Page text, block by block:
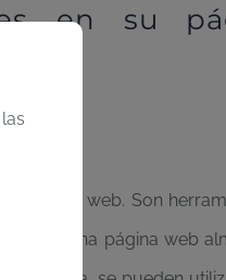
en su
página web. Son
a una página web